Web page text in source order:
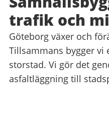
trafik och
Göteborg växer och
Tillsammans bygger vi
storstad. Vi gör det
asfaltläggning till